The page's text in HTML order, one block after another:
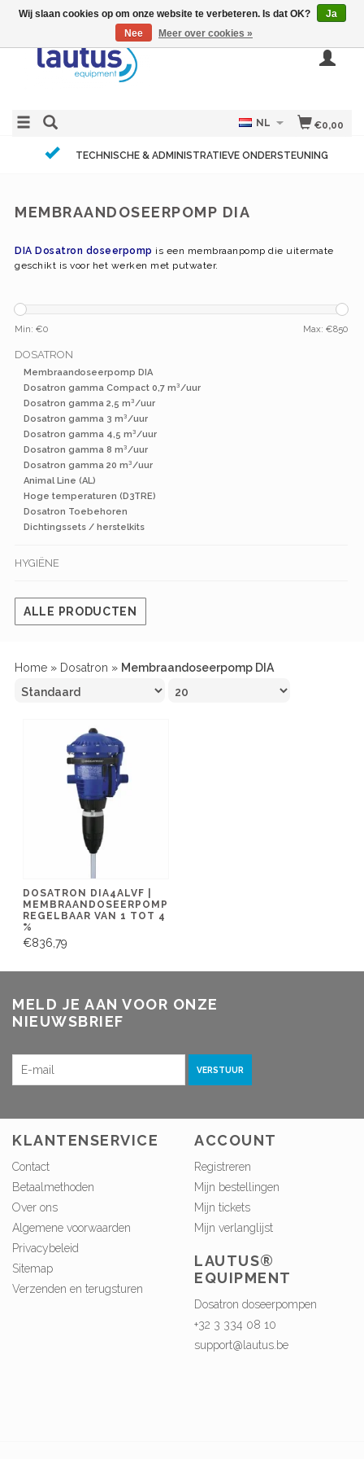
€0,00
NL
TECHNISCHE & ADMINISTRATIEVE ONDERSTEUNING
MEMBRAANDOSEERPOMP DIA
DIA Dosatron doseerpomp is een membraanpomp die uitermate
geschikt is voor het werken met putwater.
Min: €0 Max: €850
DOSATRON
Membraandoseerpomp DIA
Dosatron gamma Compact 0,7 m³/uur
Dosatron gamma 2,5 m³/uur
Dosatron gamma 3 m³/uur
Dosatron gamma 4,5 m³/uur
Dosatron gamma 8 m³/uur
Dosatron gamma 20 m³/uur
Animal Line (AL)
Hoge temperaturen (D3TRE)
Dosatron Toebehoren
Dichtingssets / herstelkits
HYGIËNE
ALLE PRODUCTEN
Home » Dosatron » Membraandoseerpomp DIA
DOSATRON DIA4ALVF |
MEMBRAANDOSEERPOMP
REGELBAAR VAN 1 TOT 4
%
€836,79
MELD JE AAN VOOR ONZE
NIEUWSBRIEF
VERSTUUR
KLANTENSERVICE
Contact
Betaalmethoden
Over ons
Algemene voorwaarden
Privacybeleid
Sitemap
Verzenden en terugsturen
ACCOUNT
Registreren
Mijn bestellingen
Mijn tickets
Mijn verlanglijst
LAUTUS®
EQUIPMENT
Dosatron doseerpompen
+32 3 334 08 10
support@lautus.be
Wij slaan cookies op om onze website te verbeteren. Is dat OK?
Ja
Nee
Meer over cookies »